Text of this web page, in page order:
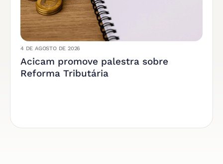
4 DE AGOSTO DE 2026
Acicam promove palestra sobre
Reforma Tributária